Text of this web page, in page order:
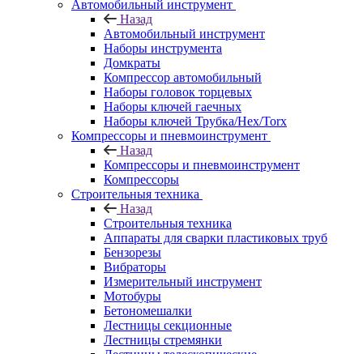
Автомобильный инструмент
Назад
Автомобильный инструмент
Наборы инструмента
Домкраты
Компрессор автомобильный
Наборы головок торцевых
Наборы ключей гаечных
Наборы ключей Трубка/Hex/Torx
Компрессоры и пневмоинструмент
Назад
Компрессоры и пневмоинструмент
Компрессоры
Строительныя техника
Назад
Строительныя техника
Аппараты для сварки пластиковых труб
Бензорезы
Вибраторы
Измерительный инструмент
Мотобуры
Бетономешалки
Лестницы секционные
Лестницы стремянки